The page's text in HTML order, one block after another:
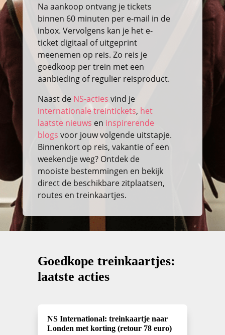
Na aankoop ontvang je tickets
binnen 60 minuten per e-mail in de
inbox. Vervolgens kan je het e-
ticket digitaal of uitgeprint
meenemen op reis. Zo reis je
goedkoop per trein met een
aanbieding of regulier reisproduct.
Naast de NS-acties vind je
internationale treintickets, het
laatste nieuws en inspirerende
blogs voor jouw volgende uitstapje.
Binnenkort op reis, vakantie of een
weekendje weg? Ontdek de
mooiste bestemmingen en bekijk
direct de beschikbare zitplaatsen,
routes en treinkaartjes.
Goedkope treinkaartjes:
laatste acties
NS International: treinkaartje naar
Londen met korting (retour 78 euro)